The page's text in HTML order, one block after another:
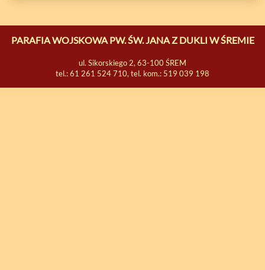
PARAFIA WOJSKOWA PW. ŚW. JANA Z DUKLI W ŚREMIE
ul. Sikorskiego 2, 63-100 ŚREM
tel.: 61 261 524 710, tel. kom.: 519 039 198